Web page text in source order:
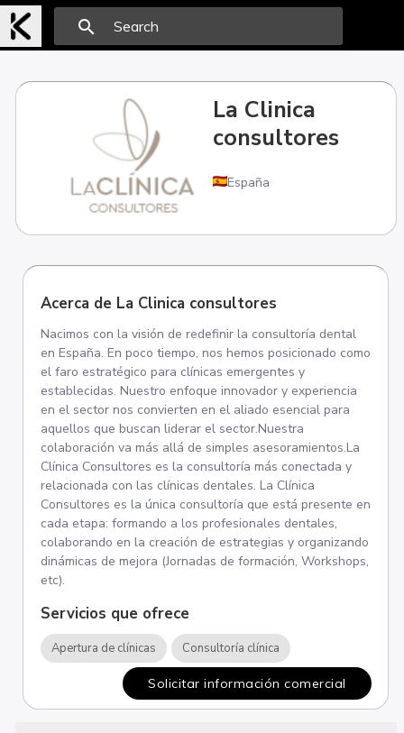
search
La Clinica
consultores
España
Acerca de La Clinica consultores
Nacimos con la visión de redefinir la consultoría dental
en España. En poco tiempo, nos hemos posicionado como
el faro estratégico para clínicas emergentes y
establecidas. Nuestro enfoque innovador y experiencia
en el sector nos convierten en el aliado esencial para
aquellos que buscan liderar el sector.Nuestra
colaboración va más allá de simples asesoramientos.La
Clínica Consultores es la consultoría más conectada y
relacionada con las clínicas dentales. La Clínica
Consultores es la única consultoría que está presente en
cada etapa: formando a los profesionales dentales,
colaborando en la creación de estrategias y organizando
dinámicas de mejora (Jornadas de formación, Workshops,
etc).
Servicios que ofrece
Apertura de clínicas Consultoría clínica
Solicitar información comercial